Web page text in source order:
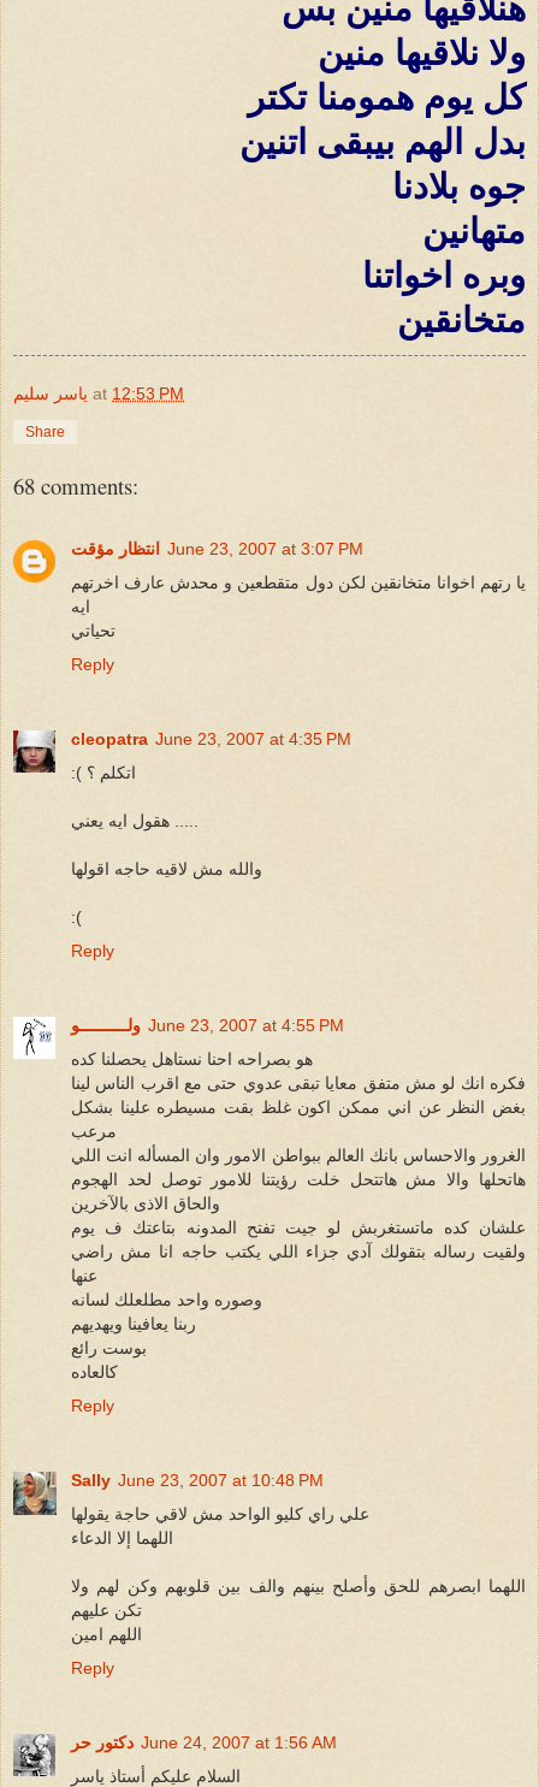
هنلاقيها منين بس
ولا نلاقيها منين
كل يوم همومنا تكتر
بدل الهم بيبقى اتنين
جوه بلادنا
متهانين
وبره اخواتنا
متخانقين
ياسر سليم at 12:53 PM
Share
68 comments:
انتظار مؤقت
June 23, 2007 at 3:07 PM
يا رتهم اخوانا متخانقين لكن دول متقطعين و محدش عارف اخرتهم
ايه
تحياتي
Reply
cleopatra June 23, 2007 at 4:35 PM
:( اتكلم ؟
والله مش لاقيه حاجه اقولها
:(
Reply
ولــــــــــو June 23, 2007 at 4:55 PM
هو بصراحه احنا نستاهل يحصلنا كده
فكره انك لو مش متفق معايا تبقى عدوي حتى مع اقرب الناس لينا
بغض النظر عن اني ممكن اكون غلظ بقت مسيطره علينا بشكل
مرعب
الغرور والاحساس بانك العالم ببواطن الامور وان المسأله انت اللي
هاتحلها والا مش هاتتحل خلت رؤيتنا للامور توصل لحد الهجوم
والحاق الاذى بالآخرين
علشان كده ماتستغربش لو جيت تفتح المدونه بتاعتك ف يوم
ولقيت رساله بتقولك آدي جزاء اللي يكتب حاجه انا مش راضي
عنها
وصوره واحد مطلعلك لسانه
ربنا يعافينا ويهديهم
بوست رائع
كالعاده
Reply
Sally June 23, 2007 at 10:48 PM
علي راي كليو الواحد مش لاقي حاجة يقولها
اللهما إلا الدعاء
اللهما ابصرهم للحق وأصلح بينهم والف بين قلوبهم وكن لهم ولا
تكن عليهم
اللهم امين
Reply
دكتور حر June 24, 2007 at 1:56 AM
السلام عليكم أستاذ ياسر